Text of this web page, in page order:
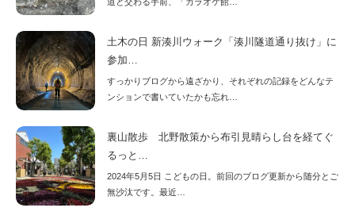
土木の日 新湊川ウォーク「湊川隧道通り抜け」に
参加…
すっかりブログから遠ざかり、それぞれの記録をどんなテ
ンションで書いていたかも忘れ…
裏山散歩 北野散策から布引見晴らし台を経てぐ
るっと…
2024年5月5日 こどもの日。前回のブログ更新から随分とご
無沙汰です。最近…